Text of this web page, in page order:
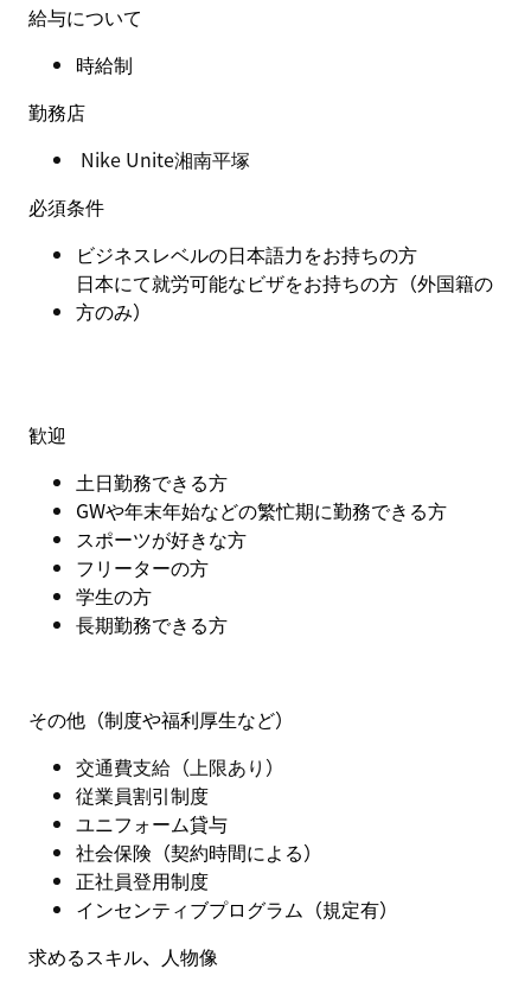
給与について
時給制
勤務店
Nike Unite湘南平塚
必須条件
ビジネスレベルの日本語力をお持ちの方
日本にて就労可能なビザをお持ちの方（外国籍の
方のみ）
歓迎
土日勤務できる方
GWや年末年始などの繁忙期に勤務できる方
スポーツが好きな方
フリーターの方
学生の方
長期勤務できる方
その他（制度や福利厚生など）
交通費支給（上限あり）
従業員割引制度
ユニフォーム貸与
社会保険（契約時間による）
正社員登用制度
インセンティブプログラム（規定有）
求めるスキル、人物像